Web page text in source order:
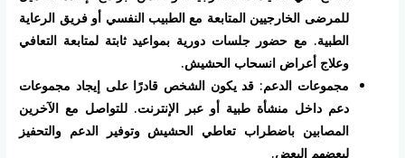
للمرضى الخارجيين المتابعة مع الطبيب النفسي أو فريق الرعاية
الطبية. مع حضور جلسات دورية بمواعيد ثابتة لمتابعة التعافي
وعلاج أعراض انسحاب الحشيش.
مجموعات الدعم: قد يكون الشخص قادرًا على إيجاد مجموعات
دعم داخل منشأة طبية أو عبر الإنترنت. للتواصل مع الآخرين
المصابين باضطراب تعاطي الحشيش وتوفير الدعم والتحفيز
لبعضهم البعض.